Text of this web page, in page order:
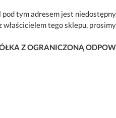
tym adresem jest
właścicielem tego sklepu,
Z OGRANICZONĄ